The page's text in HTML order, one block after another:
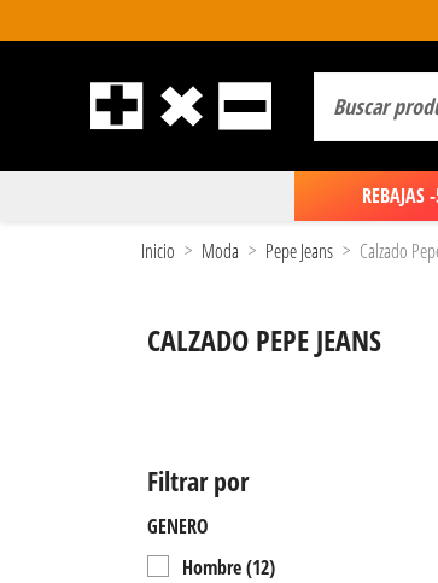
REBAJAS
Inicio Moda Pepe Jeans Calzado
CALZADO PEPE JEANS
Filtrar por
GENERO
Hombre(12)